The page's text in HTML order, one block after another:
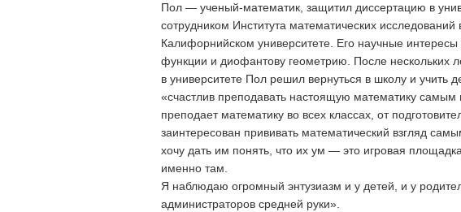
Пол — ученый-математик, защитил диссертацию в
сотрудником Института математических
Калифорнийском университете. Его научные
функции и диофантову геометрию. После нескольких
в университете Пол решил вернуться в школу и учить
«счастлив преподавать настоящую математику
преподает математику во всех классах, от
заинтересован прививать математический взгляд
хочу дать им понять, что их ум — это игровая
именно там.
Я наблюдаю огромный энтузиазм и у детей, и у
администраторов средней руки».